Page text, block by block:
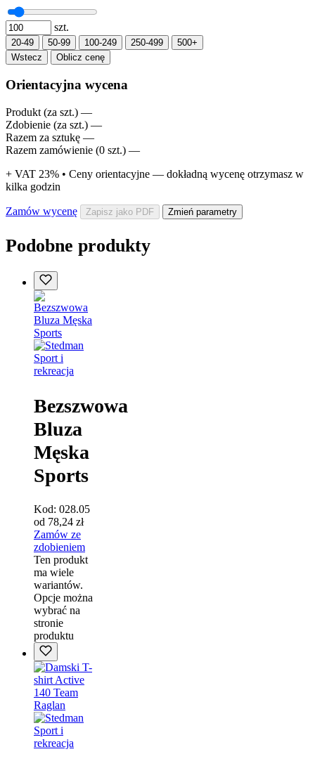
szt.
20-49 50-99 100-249 250-499
500+
Wstecz
Oblicz cenę
Orientacyjna wycena
Produkt (za szt.) —
Zdobienie (za szt.) —
Razem za sztukę —
Razem zamówienie (0 szt.) —
+ VAT 23% • Ceny orientacyjne — dokładną wycenę otrzymasz w
kilka godzin
Zamów wycenę Zapisz jako PDF Zmień parametry
Podobne produkty
Sport i
rekreacja
Bezszwowa
Bluza
Męska
Sports
Kod: 028.05
od 78,24 zł
Zamów ze
zdobieniem
Ten produkt
ma wiele
wariantów.
Opcje można
wybrać na
stronie
produktu
Sport i
rekreacja